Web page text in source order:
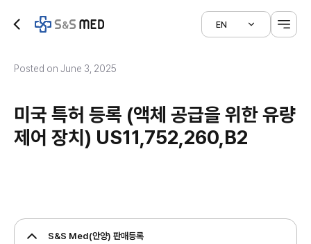
EN
Posted on June 3, 2025
미국 특허 등록 (액체 공급을 위한 유량
제어 장치) US11,752,260,B2
S&S Med(안양) 판매등록